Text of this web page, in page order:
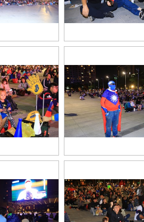
1TSAI7915
TSAI7714